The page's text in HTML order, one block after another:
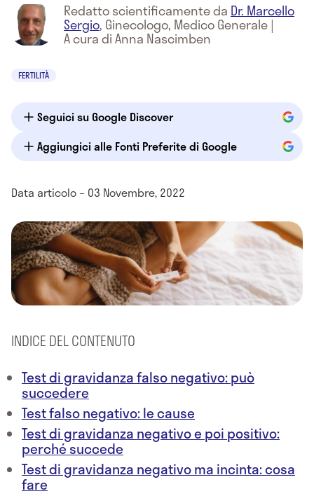
Redatto scientificamente da Dr. Marcello
Sergio, Ginecologo, Medico Generale|
A cura di Anna Nascimben
FERTILITÀ
Seguici su Google Discover
Aggiungici alle Fonti Preferite di Google
Data articolo – 03 Novembre, 2022
INDICE DEL CONTENUTO
Test di gravidanza falso negativo: può
succedere
Test falso negativo: le cause
Test di gravidanza negativo e poi positivo:
perché succede
Test di gravidanza negativo ma incinta: cosa
fare